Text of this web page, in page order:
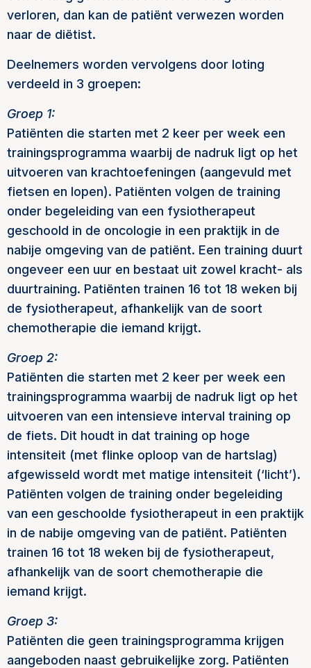
verloren, dan kan de patiënt verwezen worden
naar de diëtist.
Deelnemers worden vervolgens door loting
verdeeld in 3 groepen:
Groep 1:
Patiënten die starten met 2 keer per week een
trainingsprogramma waarbij de nadruk ligt op het
uitvoeren van krachtoefeningen (aangevuld met
fietsen en lopen). Patiënten volgen de training
onder begeleiding van een fysiotherapeut
geschoold in de oncologie in een praktijk in de
nabije omgeving van de patiënt. Een training duurt
ongeveer een uur en bestaat uit zowel kracht- als
duurtraining. Patiënten trainen 16 tot 18 weken bij
de fysiotherapeut, afhankelijk van de soort
chemotherapie die iemand krijgt.
Groep 2:
Patiënten die starten met 2 keer per week een
trainingsprogramma waarbij de nadruk ligt op het
uitvoeren van een intensieve interval training op
de fiets. Dit houdt in dat training op hoge
intensiteit (met flinke oploop van de hartslag)
afgewisseld wordt met matige intensiteit (‘licht’).
Patiënten volgen de training onder begeleiding
van een geschoolde fysiotherapeut in een praktijk
in de nabije omgeving van de patiënt. Patiënten
trainen 16 tot 18 weken bij de fysiotherapeut,
afhankelijk van de soort chemotherapie die
iemand krijgt.
Groep 3:
Patiënten die geen trainingsprogramma krijgen
aangeboden naast gebruikelijke zorg. Patiënten